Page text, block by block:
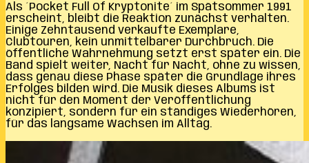
Als ´Pocket Full Of Kryptonite´ im Spätsommer 1991
erscheint, bleibt die Reaktion zunächst verhalten.
Einige Zehntausend verkaufte Exemplare,
Clubtouren, kein unmittelbarer Durchbruch. Die
öffentliche Wahrnehmung setzt erst später ein. Die
Band spielt weiter, Nacht für Nacht, ohne zu wissen,
dass genau diese Phase später die Grundlage ihres
Erfolges bilden wird. Die Musik dieses Albums ist
nicht für den Moment der Veröffentlichung
konzipiert, sondern für ein ständiges Wiederhören,
für das langsame Wachsen im Alltag.